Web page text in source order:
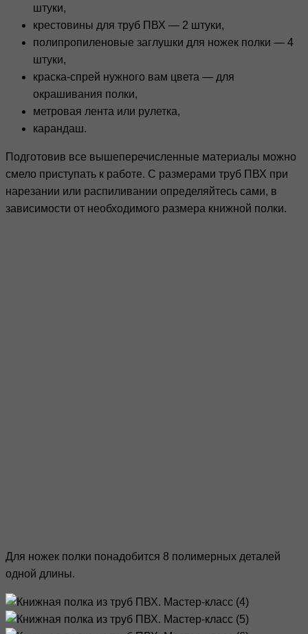
штуки,
крестовины для труб ПВХ — 2 штуки,
полипропиленовые заглушки для ножек полки — 4
штуки,
краска-спрей нужного вам цвета — для
окрашивания полки,
метровая лента или рулетка,
карандаш.
Подготовив все вышеперечисленные материалы можно
смело приступать к работе. С размерами труб ПВХ при
нарезании или распиливании определяйтесь сами, в
зависимости от необходимого размера книжной полки.
Для ножек полки понадобится 8 полимерных деталей
одной длины.